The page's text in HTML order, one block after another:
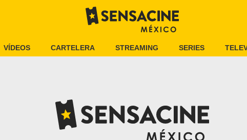
VÍDEOS CARTELERA STREAMING SERIES